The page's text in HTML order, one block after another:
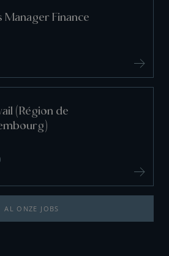
Manager Finance
(Région de
AL ONZE JOBS